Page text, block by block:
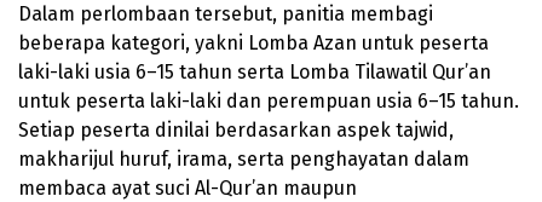
Dalam perlombaan tersebut, panitia membagi
beberapa kategori, yakni Lomba Azan untuk peserta
laki-laki usia 6–15 tahun serta Lomba Tilawatil Qur’an
untuk peserta laki-laki dan perempuan usia 6–15 tahun.
Setiap peserta dinilai berdasarkan aspek tajwid,
makharijul huruf, irama, serta penghayatan dalam
membaca ayat suci Al-Qur’an maupun